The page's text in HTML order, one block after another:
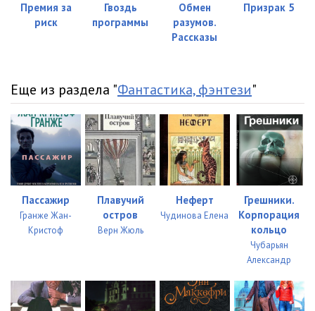
Премия за
риск
Гвоздь
программы
Обмен
разумов.
Рассказы
Призрак 5
Еще из раздела "Фантастика, фэнтези"
Пассажир
Гранже Жан-
Кристоф
Плавучий
остров
Верн Жюль
Неферт
Чудинова Елена
Грешники.
Корпорация
кольцо
Чубарьян
Александр